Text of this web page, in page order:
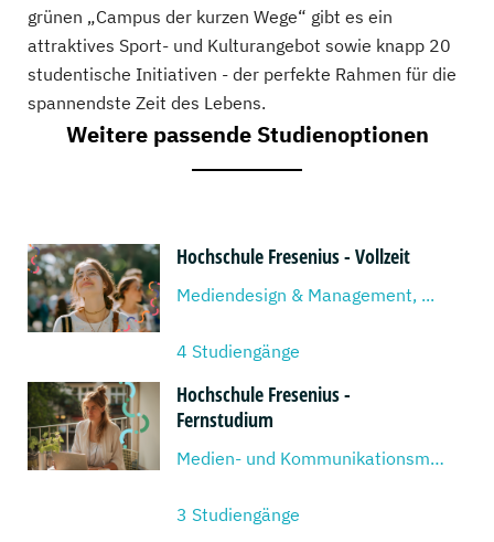
grünen „Campus der kurzen Wege“ gibt es ein
attraktives Sport- und Kulturangebot sowie knapp 20
studentische Initiativen - der perfekte Rahmen für die
spannendste Zeit des Lebens.
Weitere passende Studienoptionen
Hochschule Fresenius - Vollzeit
Mediendesign & Management, ...
4 Studiengänge
Hochschule Fresenius -
Fernstudium
Medien- und Kommunikationsmanagement, ...
3 Studiengänge